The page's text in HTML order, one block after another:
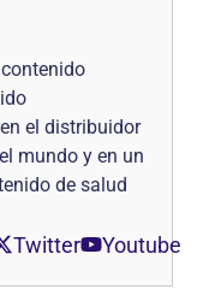
el distribuidor
mundo y en un
de salud
Twitter Youtube